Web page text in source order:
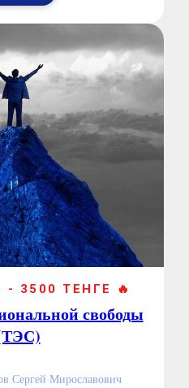
3500 ТЕНГЕ 🔥
свободы
Сергей Мирославович